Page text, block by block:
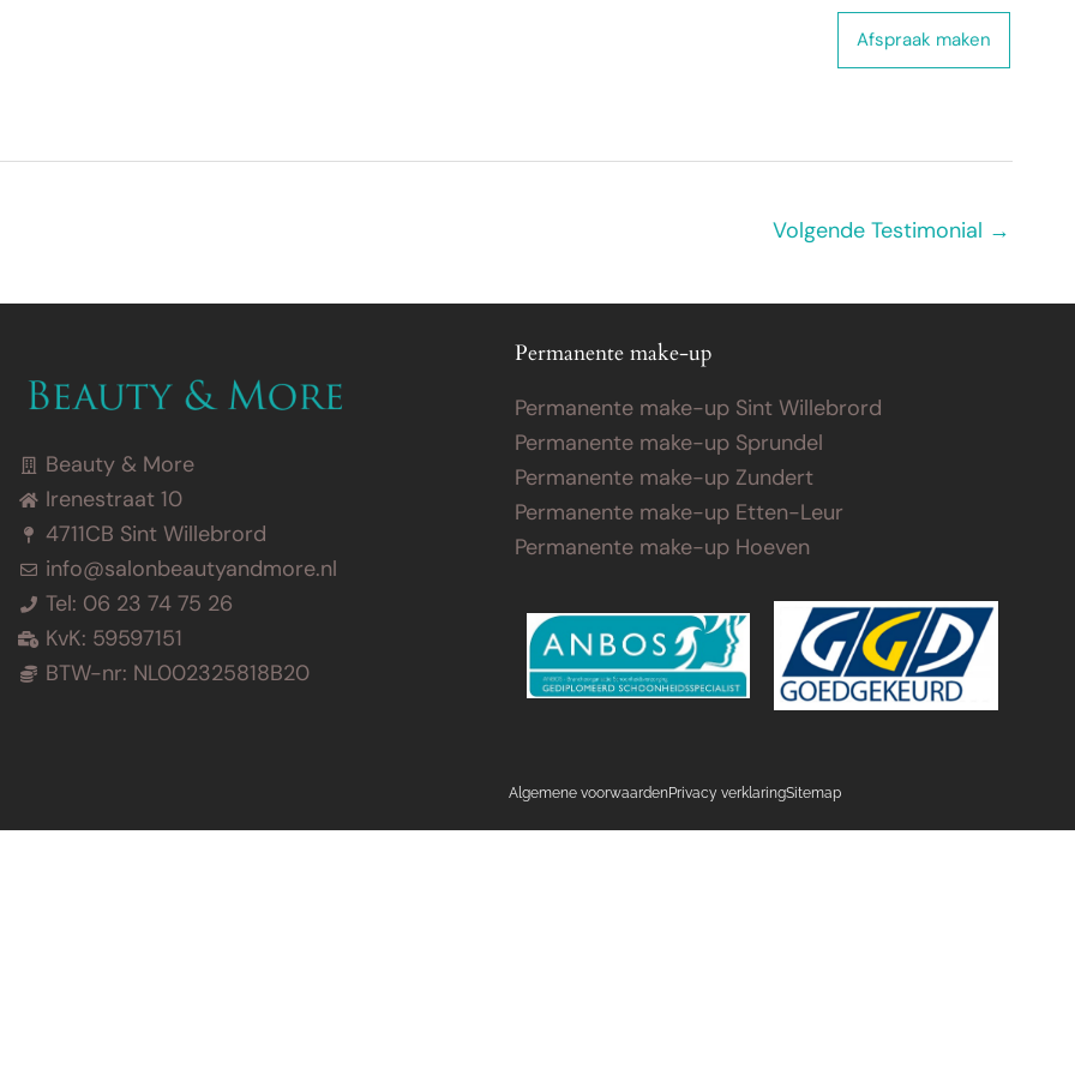
Afspraak maken
Volgende Testimonial →
Beauty & More
Irenestraat 10
4711CB Sint Willebrord
info@salonbeautyandmore.nl
Tel: 06 23 74 75 26
KvK: 59597151
BTW-nr: NL002325818B20
Permanente make-up
Permanente make-up Sint Willebrord
Permanente make-up Sprundel
Permanente make-up Zundert
Permanente make-up Etten-Leur
Permanente make-up Hoeven
Algemene voorwaardenPrivacy verklaringSitemap